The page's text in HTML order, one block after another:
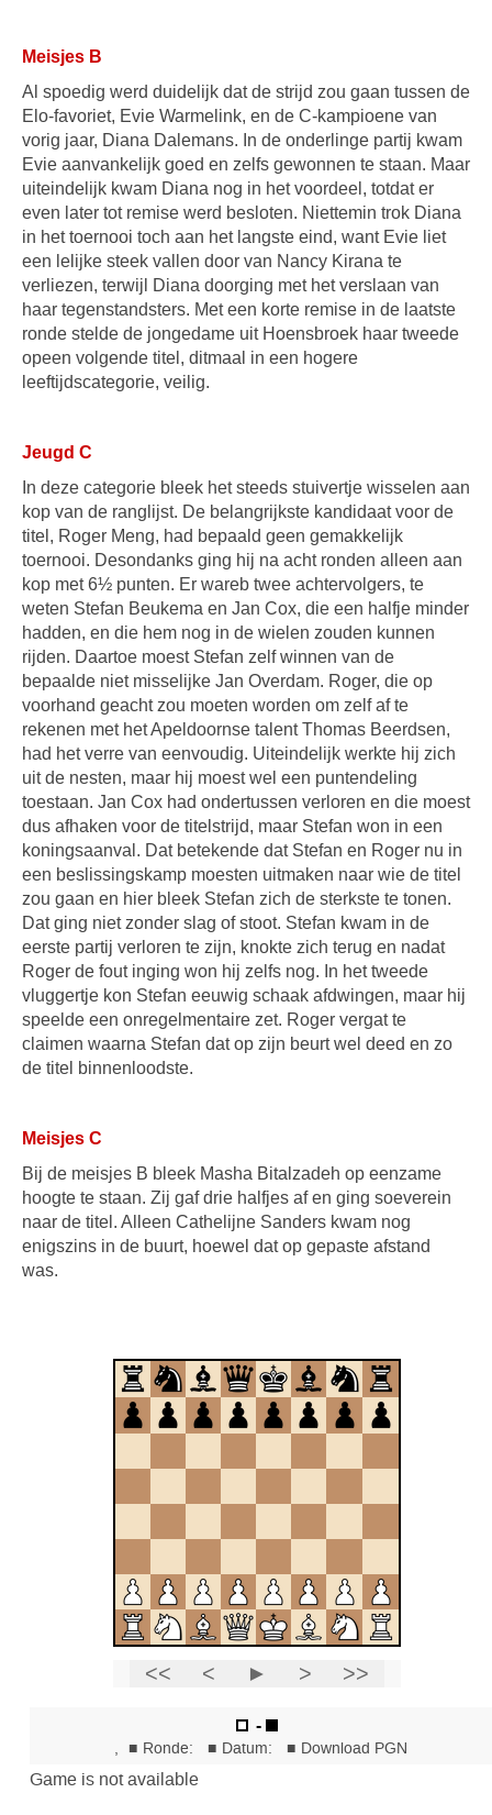
Meisjes B
Al spoedig werd duidelijk dat de strijd zou gaan tussen de
Elo-favoriet, Evie Warmelink, en de C-kampioene van
vorig jaar, Diana Dalemans. In de onderlinge partij kwam
Evie aanvankelijk goed en zelfs gewonnen te staan. Maar
uiteindelijk kwam Diana nog in het voordeel, totdat er
even later tot remise werd besloten. Niettemin trok Diana
in het toernooi toch aan het langste eind, want Evie liet
een lelijke steek vallen door van Nancy Kirana te
verliezen, terwijl Diana doorging met het verslaan van
haar tegenstandsters. Met een korte remise in de laatste
ronde stelde de jongedame uit Hoensbroek haar tweede
opeen volgende titel, ditmaal in een hogere
leeftijdscategorie, veilig.
Jeugd C
In deze categorie bleek het steeds stuivertje wisselen aan
kop van de ranglijst. De belangrijkste kandidaat voor de
titel, Roger Meng, had bepaald geen gemakkelijk
toernooi. Desondanks ging hij na acht ronden alleen aan
kop met 6½ punten. Er wareb twee achtervolgers, te
weten Stefan Beukema en Jan Cox, die een halfje minder
hadden, en die hem nog in de wielen zouden kunnen
rijden. Daartoe moest Stefan zelf winnen van de
bepaalde niet misselijke Jan Overdam. Roger, die op
voorhand geacht zou moeten worden om zelf af te
rekenen met het Apeldoornse talent Thomas Beerdsen,
had het verre van eenvoudig. Uiteindelijk werkte hij zich
uit de nesten, maar hij moest wel een puntendeling
toestaan. Jan Cox had ondertussen verloren en die moest
dus afhaken voor de titelstrijd, maar Stefan won in een
koningsaanval. Dat betekende dat Stefan en Roger nu in
een beslissingskamp moesten uitmaken naar wie de titel
zou gaan en hier bleek Stefan zich de sterkste te tonen.
Dat ging niet zonder slag of stoot. Stefan kwam in de
eerste partij verloren te zijn, knokte zich terug en nadat
Roger de fout inging won hij zelfs nog. In het tweede
vluggertje kon Stefan eeuwig schaak afdwingen, maar hij
speelde een onregelmentaire zet. Roger vergat te
claimen waarna Stefan dat op zijn beurt wel deed en zo
de titel binnenloodste.
Meisjes C
Bij de meisjes B bleek Masha Bitalzadeh op eenzame
hoogte te staan. Zij gaf drie halfjes af en ging soeverein
naar de titel. Alleen Cathelijne Sanders kwam nog
enigszins in de buurt, hoewel dat op gepaste afstand
was.